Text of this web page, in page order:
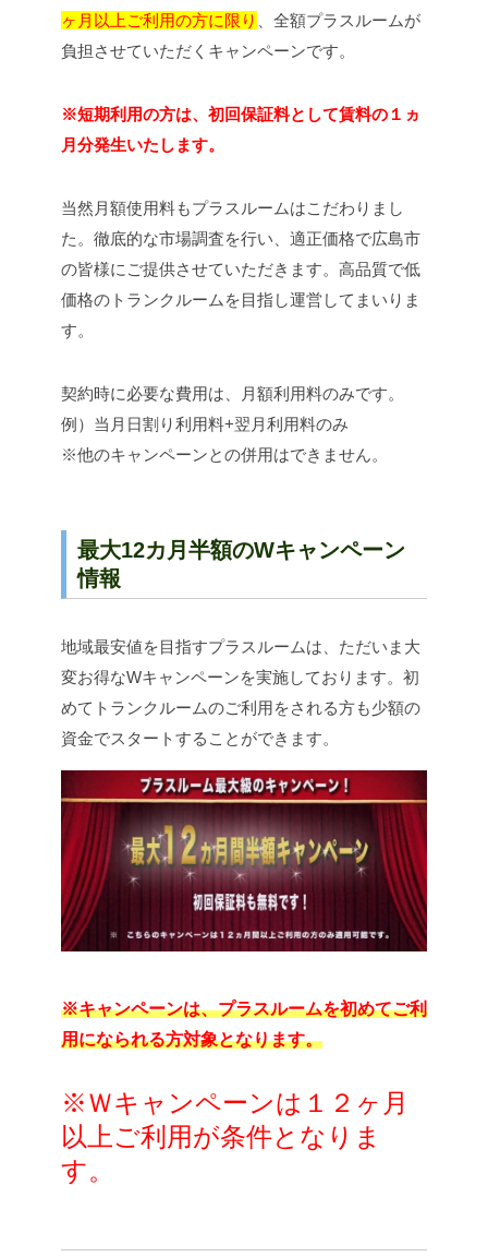
ヶ月以上ご利用の方に限り
、全額プラスルームが
負担させていただくキャンペーンです。
※短期利用の方は、初回保証料として賃料の１ヵ
月分発生いたします。
当然月額使用料もプラスルームはこだわりまし
た。徹底的な市場調査を行い、適正価格で広島市
の皆様にご提供させていただきます。高品質で低
価格のトランクルームを目指し運営してまいりま
す。
契約時に必要な費用は、月額利用料のみです。
例）当月日割り利用料+翌月利用料のみ
※他のキャンペーンとの併用はできません。
最大12カ月半額のWキャンペーン
情報
地域最安値を目指すプラスルームは、ただいま大
変お得なWキャンペーンを実施しております。初
めてトランクルームのご利用をされる方も少額の
資金でスタートすることができます。
※キャンペーンは、プラスルームを初めてご利
用になられる方対象となります。
※Ｗキャンペーンは１２ヶ月
以上ご利用が条件となりま
す。